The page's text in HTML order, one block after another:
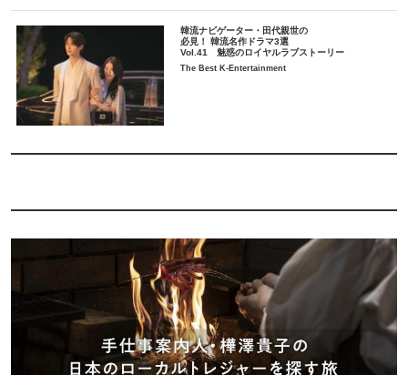
韓流ナビゲーター・田代親世の
必見！ 韓流名作ドラマ3選
Vol.41 魅惑のロイヤルラブストーリー
The Best K-Entertainment